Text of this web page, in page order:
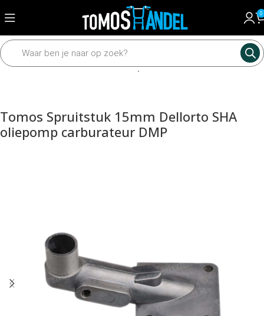
0
Home Motordelen Carburateur Spruitstuk
Tomos Spruitstuk 15mm Dellorto SHA
oliepomp carburateur DMP